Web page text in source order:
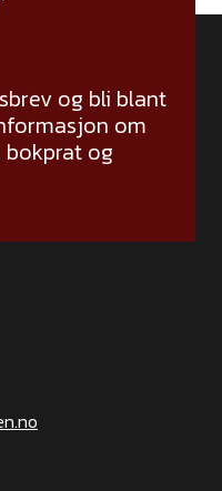
og bli blant
om
bokprat og